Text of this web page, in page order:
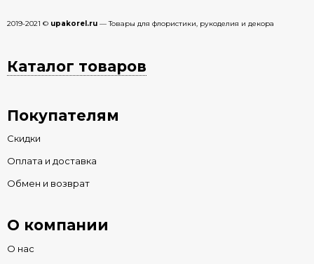
2019-2021 © upakorel.ru — Товары для флористики, рукоделия и декора
Каталог товаров
Покупателям
Скидки
Оплата и доставка
Обмен и возврат
О компании
О нас